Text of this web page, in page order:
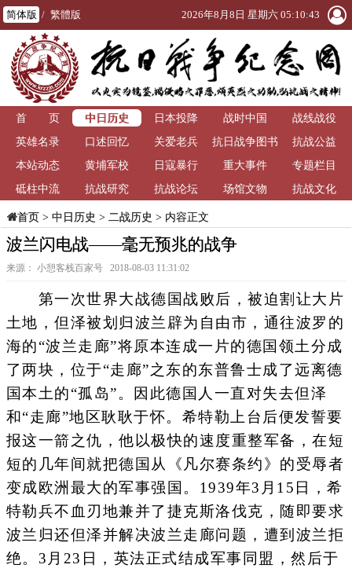
简体版 / 繁體版 2026年8月8日 星期六 05:10:43
首 页 中日历史 日本投降 战时中国
战线战役
英雄名录
口述回忆 关爱老兵
抗日战争图书
馆
抗战公益
本站动态
黄埔军校 日寇暴行 重大事件
专题栏目
砥柱中流
抗战研究 抗战论坛 场馆文物 抗战文化
首页> 中日历史 > 二战历史 > 内容正文
波兰闪电战——毫无预兆的战争
来源： 小憩客栈百家号 2018-08-03 11:31:02
第一次世界大战德国战败后，被迫割让大片
土地，但泽被划归波兰辟为自由市，通往波罗的
海的“波兰走廊”将原本连成一片的德国领土分成
了两块，位于“走廊”之东的东普鲁士成了远离德
国本土的“孤岛”。因此德国人一直对失去但泽
和“走廊”地区耿耿于怀。希特勒上台后便发誓要
报这一箭之仇，他以极快的速度重整军备，在短
短的几年间就把德国从《凡尔赛条约》的受辱者
变成欧洲最大的军事强国。1939年3月15日，希
特勒兵不血刃地兼并了捷克斯洛伐克，随即要求
波兰归还但泽并解决波兰走廊问题，遭到波兰拒
绝。3月23日，英法正式结成军事同盟，然后于